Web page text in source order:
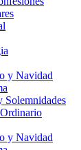
y Navidad
Solemnidades
y Navidad